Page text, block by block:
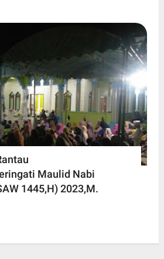
Maulid Nabi
1445,H) 2023,M.